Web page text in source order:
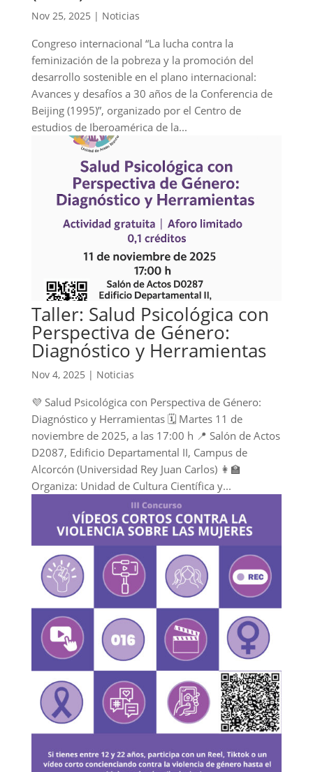
Nov 25, 2025 | Noticias
Congreso internacional “La lucha contra la
feminización de la pobreza y la promoción del
desarrollo sostenible en el plano internacional:
Avances y desafíos a 30 años de la Conferencia de
Beijing (1995)”, organizado por el Centro de
estudios de Iberoamérica de la...
Taller: Salud Psicológica con
Perspectiva de Género:
Diagnóstico y Herramientas
Nov 4, 2025 | Noticias
💜 Salud Psicológica con Perspectiva de Género:
Diagnóstico y Herramientas 🗓 Martes 11 de
noviembre de 2025, a las 17:00 h 📍 Salón de Actos
D2087, Edificio Departamental II, Campus de
Alcorcón (Universidad Rey Juan Carlos) 👩‍🏫
Organiza: Unidad de Cultura Científica y...